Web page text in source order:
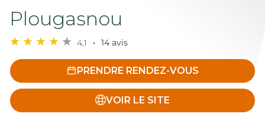
Plougasnou
4,1 14 avis
PRENDRE RENDEZ-VOUS
VOIR LE SITE